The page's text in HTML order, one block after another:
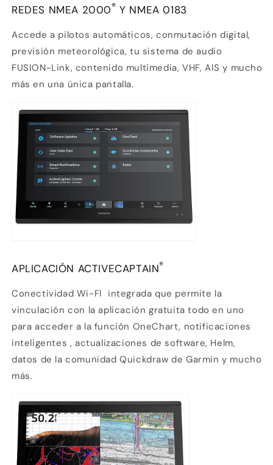
REDES NMEA 2000® Y NMEA 0183
Accede a pilotos automáticos, conmutación digital,
previsión meteorológica, tu sistema de audio
FUSION-Link, contenido multimedia, VHF, AIS y mucho
más en una única pantalla.
APLICACIÓN ACTIVECAPTAIN®
Conectividad Wi-FI integrada que permite la
vinculación con la aplicación gratuita todo en uno
para acceder a la función OneChart, notificaciones
inteligentes , actualizaciones de software, Helm,
datos de la comunidad Quickdraw de Garmin y mucho
más.